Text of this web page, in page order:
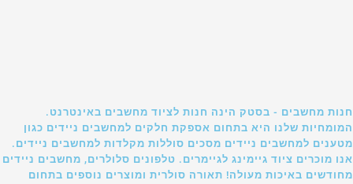
חנות מחשבים - בסטק הינה חנות לציוד מחשבים באינטרנט.
המומחיות שלנו היא בתחום אספקת חלקים למחשבים ניידים כגון
מטענים למחשבים ניידים מסכים סוללות מקלדות למחשבים ניידים.
אנו מוכרים ציוד גיימינג לגיימרים. טלפונים סלולרים, מחשבים ניידים
מחודשים באיכות מעולה! תאורה סולרית ומוצרים נוספים בתחום